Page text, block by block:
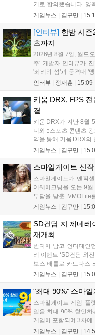
기로 합의했습니다. 양
전문성을 강화하고 MZ
김영만 회장은 10년 만
성과와 가치를 널리 알
고 밝혔습니다....
게임뉴스 | 김규만 |
[인터뷰] 한밤 시즌
츠까지
2026년 8월 7일, 월드
주' 개발자 인터뷰가
'똬리의 섬'과 공격대 '
'소굴'을 포함합니다. 개
를 표했습니다....
인터뷰 | 정재훈 | 15:09
키움 DRX, FPS
결
키움 DRX가 지난 8월
니와 e스포츠 콘텐츠
약을 통해 키움 DRX의
이터 네트워크를 결합
오프라인 연계 프로그
게임뉴스 | 김규만 |
스마일게이트 신
스마일게이트가 엔픽
어웨이크닝을 오는 9
부담을 낮춘 MMOLite
특징으로 합니다. 현재
니다. 또한 카카오톡
킨, 경품 이벤트 등 풍
으고 있습니다....
게임뉴스 | 김규만 |
SD건담 지 제네레
재개최
반다이 남코 엔터테인
리 이벤트 ‘SD건담 외
보스 배틀로 카드다스
담을 획득할 수 있다.
원 증정한다. 또한 9월
게임뉴스 | 김규만 |
"최대 90%" 스마
스마일게이트 게임 플
임을 최대 90% 할인하
게임이 포함되며 3차
경성 배경의 신작 그날
게임뉴스 | 김규만 |